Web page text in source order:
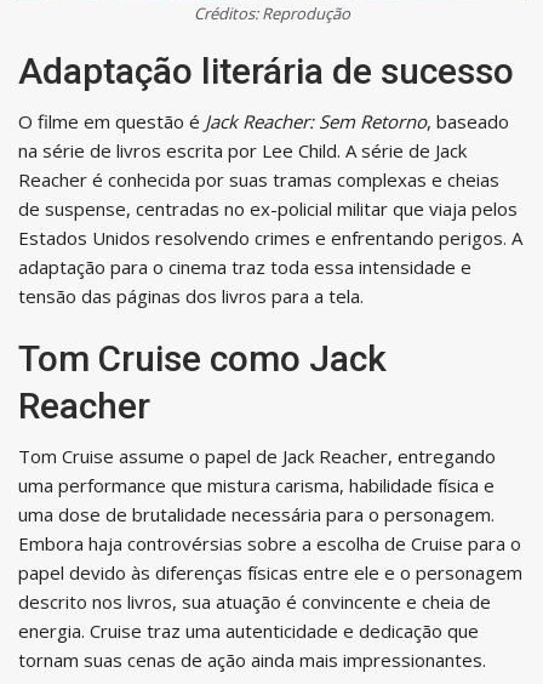
Créditos: Reprodução
Adaptação literária de sucesso
O filme em questão é Jack Reacher: Sem Retorno, baseado
na série de livros escrita por Lee Child. A série de Jack
Reacher é conhecida por suas tramas complexas e cheias
de suspense, centradas no ex-policial militar que viaja pelos
Estados Unidos resolvendo crimes e enfrentando perigos. A
adaptação para o cinema traz toda essa intensidade e
tensão das páginas dos livros para a tela.
Tom Cruise como Jack
Reacher
Tom Cruise assume o papel de Jack Reacher, entregando
uma performance que mistura carisma, habilidade física e
uma dose de brutalidade necessária para o personagem.
Embora haja controvérsias sobre a escolha de Cruise para o
papel devido às diferenças físicas entre ele e o personagem
descrito nos livros, sua atuação é convincente e cheia de
energia. Cruise traz uma autenticidade e dedicação que
tornam suas cenas de ação ainda mais impressionantes.